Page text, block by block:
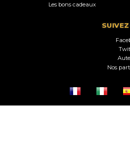
Les bons cadeaux
Nos